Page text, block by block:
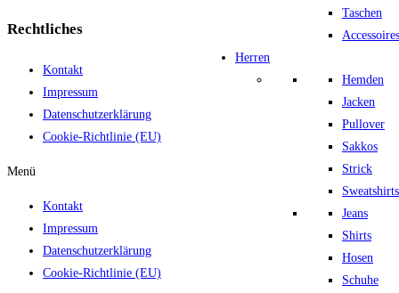
Taschen
Accessoires
Herren
Hemden
Jacken
Pullover
Sakkos
Strick
Sweatshirts
Jeans
Shirts
Hosen
Schuhe
Rechtliches
Kontakt
Impressum
Datenschutzerklärung
Cookie-Richtlinie (EU)
Menü
Kontakt
Impressum
Datenschutzerklärung
Cookie-Richtlinie (EU)